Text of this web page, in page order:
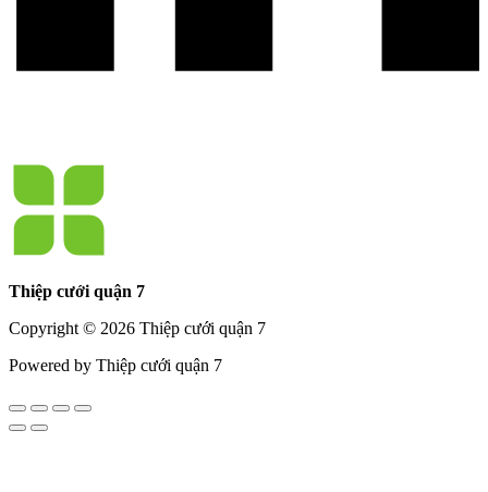
Thiệp cưới quận 7
Copyright © 2026 Thiệp cưới quận 7
Powered by Thiệp cưới quận 7